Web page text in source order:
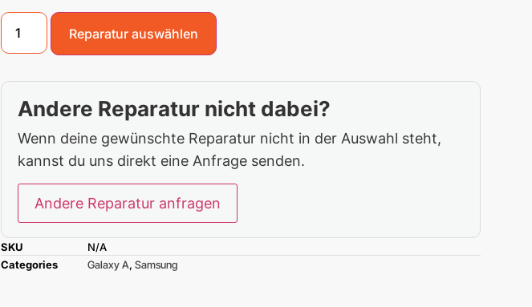
Reparatur auswählen
Andere Reparatur nicht dabei?
Wenn deine gewünschte Reparatur nicht in der Auswahl steht,
kannst du uns direkt eine Anfrage senden.
Andere Reparatur anfragen
SKU
N/A
Categories
Galaxy A, Samsung